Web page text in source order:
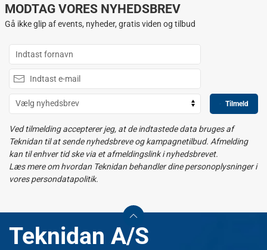
MODTAG VORES NYHEDSBREV
Gå ikke glip af events, nyheder, gratis viden og tilbud
Tilmeld
Ved tilmelding accepterer jeg, at de indtastede data bruges af
Teknidan til at sende nyhedsbreve og kampagnetilbud. Afmelding
kan til enhver tid ske via et afmeldingslink i nyhedsbrevet.
Læs mere om hvordan Teknidan behandler dine personoplysninger i
vores persondatapolitik.
Teknidan A/S